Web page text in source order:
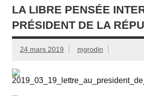
LA LIBRE PENSÉE
PRÉSIDENT DE LA
24 mars 2019 mgrodin